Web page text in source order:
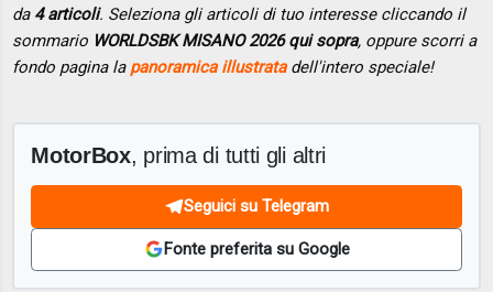
da 4 articoli. Seleziona gli articoli di tuo interesse cliccando il
sommario WORLDSBK MISANO 2026 qui sopra, oppure scorri a
fondo pagina la panoramica illustratadell'intero speciale!
MotorBox, prima di tutti gli altri
Seguici su Telegram
Fonte preferita su Google